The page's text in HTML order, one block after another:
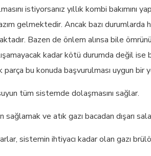
istiyorsanız yıllık kombi bakımını
gelmektedir. Ancak bazı
Bazen de önlem alınsa bile
kadar kötü durumda değil
bu konuda başvurulması uygun
tüm sistemde dolaşmasını sağlar.
sağlamak ve atık gazı bacadan dışarı
sistemin ihtiyacı kadar olan gazı